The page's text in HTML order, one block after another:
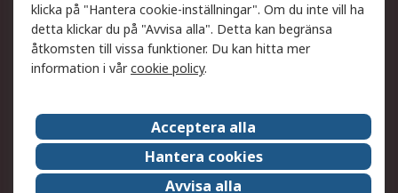
Leverans
Spåra din order
Begär en fakturakopi
Fördelar med RS-konto
Betalningsalternativ
Om RS
Försäljningsvillkor
Det juridiska
Press Centre
klicka på "Hantera cookie-inställningar". Om du inte vill ha
detta klickar du på "Avvisa alla". Detta kan begränsa
åtkomsten till vissa funktioner. Du kan hitta mer
information i vårcookie policy.
Acceptera alla
Hantera cookies
Avvisa alla